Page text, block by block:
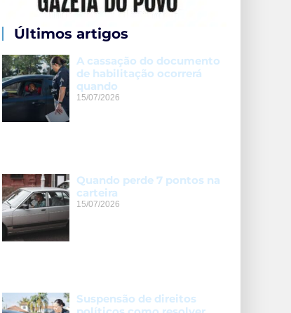
Últimos artigos
A cassação do documento
de habilitação ocorrerá
quando
15/07/2026
Quando perde 7 pontos na
carteira
15/07/2026
Suspensão de direitos